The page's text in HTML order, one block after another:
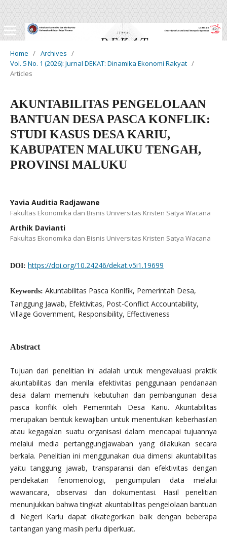
Home / Archives /
Vol. 5 No. 1 (2026): Jurnal DEKAT: Dinamika Ekonomi Rakyat /
Articles
AKUNTABILITAS PENGELOLAAN
BANTUAN DESA PASCA KONFLIK:
STUDI KASUS DESA KARIU,
KABUPATEN MALUKU TENGAH,
PROVINSI MALUKU
Yavia Auditia Radjawane
Fakultas Ekonomika dan Bisnis Universitas Kristen Satya Wacana
Arthik Davianti
Fakultas Ekonomika dan Bisnis Universitas Kristen Satya Wacana
DOI: https://doi.org/10.24246/dekat.v5i1.19699
Keywords: Akuntabilitas Pasca Konlfik, Pemerintah Desa,
Tanggung Jawab, Efektivitas, Post-Conflict Accountability,
Village Government, Responsibility, Effectiveness
Abstract
Tujuan dari penelitian ini adalah untuk mengevaluasi praktik
akuntabilitas dan menilai efektivitas penggunaan pendanaan
desa dalam memenuhi kebutuhan dan pembangunan desa
pasca konflik oleh Pemerintah Desa Kariu. Akuntabilitas
merupakan bentuk kewajiban untuk menentukan keberhasilan
atau kegagalan suatu organisasi dalam mencapai tujuannya
melalui media pertanggungjawaban yang dilakukan secara
berkala. Penelitian ini menggunakan dua dimensi akuntabilitas
yaitu tanggung jawab, transparansi dan efektivitas dengan
pendekatan fenomenologi, pengumpulan data melalui
wawancara, observasi dan dokumentasi. Hasil penelitian
menunjukkan bahwa tingkat akuntabilitas pengelolaan bantuan
di Negeri Kariu dapat dikategorikan baik dengan beberapa
tantangan yang masih perlu diperkuat.